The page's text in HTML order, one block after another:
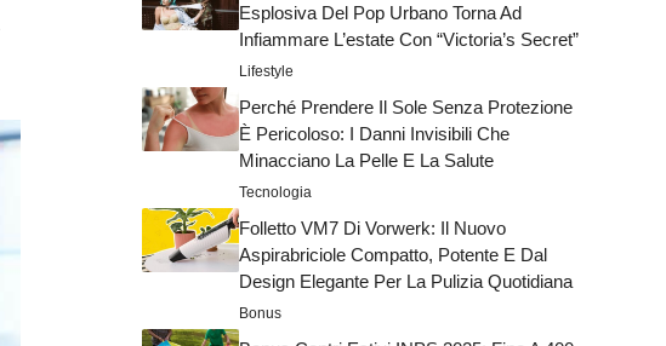
Esplosiva Del Pop Urbano Torna Ad
Infiammare L’estate Con “Victoria’s Secret”
Lifestyle
Perché Prendere Il Sole Senza Protezione
È Pericoloso: I Danni Invisibili Che
Minacciano La Pelle E La Salute
Tecnologia
Folletto VM7 Di Vorwerk: Il Nuovo
Aspirabriciole Compatto, Potente E Dal
Design Elegante Per La Pulizia Quotidiana
Bonus